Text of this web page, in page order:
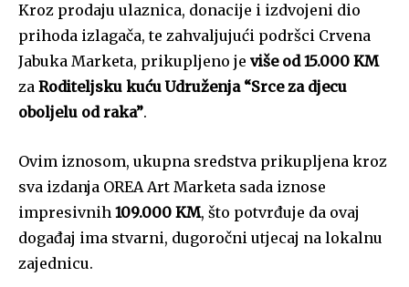
Kroz prodaju ulaznica, donacije i izdvojeni dio
prihoda izlagača, te zahvaljujući podršci Crvena
Jabuka Marketa, prikupljeno je više od 15.000 KM
za Roditeljsku kuću Udruženja “Srce za djecu
oboljelu od raka”.
Ovim iznosom, ukupna sredstva prikupljena kroz
sva izdanja OREA Art Marketa sada iznose
impresivnih 109.000 KM, što potvrđuje da ovaj
događaj ima stvarni, dugoročni utjecaj na lokalnu
zajednicu.